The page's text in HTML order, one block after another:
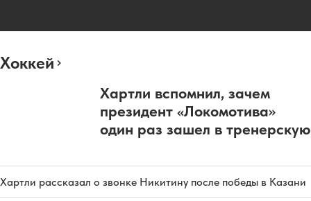
Хоккей
Хартли вспомнил, зачем
президент «Локомотива»
один раз зашел в тренерскую
Хартли рассказал о звонке Никитину после победы в Казани